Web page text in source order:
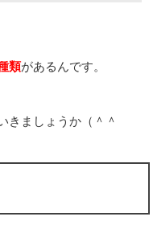
類があるんです。
きましょうか（＾＾ゞ